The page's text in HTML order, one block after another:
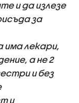
и да излезе
за
лекари,
а не 2
и без
и